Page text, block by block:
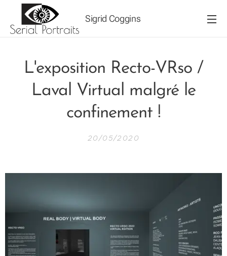
Sigrid Coggins
L'exposition Recto-VRso /
Laval Virtual malgré le
confinement !
20/05/2020